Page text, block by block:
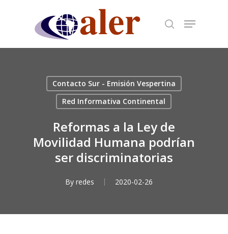
content
Contacto Sur - Emisión Vespertina
Red Informativa Continental
Reformas a la Ley de
Movilidad Humana podrían
ser discriminatorias
By redes 2020-02-26